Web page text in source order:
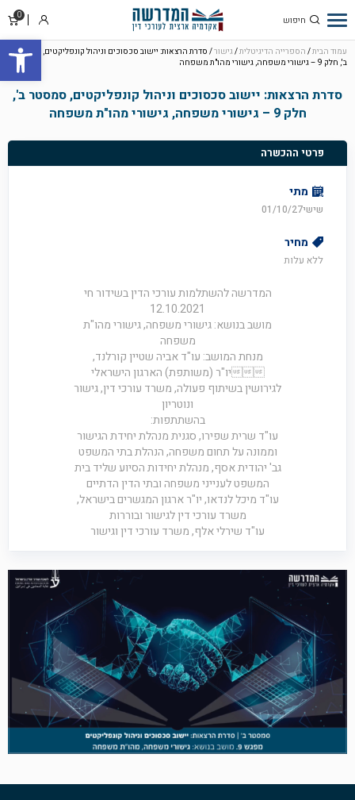
פתח
0
סל
התחבר
עמוד הבית/ הספרייה הדיגיטלית/גישור/ סדרת הרצאות: יישוב סכסוכים וניהול קונפליקטים, סמסטר
ב', חלק 9 – גישורי משפחה, גישורי מהו"ת משפחה
סדרת הרצאות: יישוב סכסוכים וניהול קונפליקטים, סמסטר ב',
חלק 9 – גישורי משפחה, גישורי מהו"ת משפחה
פרטי ההכשרה
מתי
שישי01/10/27
מחיר
ללא עלות
המדרשה להשתלמות עורכי הדין בשידור חי
12.10.2021
מושב בנושא: גישורי משפחה, גישורי מהו"ת
משפחה
מנחת המושב: עו"ד אביה שטיין קורלנד,
יו"ר (משותפת) הארגון הישראלי
לגירושין בשיתוף פעולה, משרד עורכי דין, גישור
ונוטריון
בהשתתפות:
עו"ד שרית שפירו, סגנית מנהלת יחידת הגישור
וממונה על תחום משפחה, הנהלת בתי המשפט
גב' יהודית אסף, מנהלת יחידות הסיוע שליד בית
המשפט לענייני משפחה ובתי הדין הדתיים
עו"ד מיכל לנדאו, יו"ר ארגון המגשרים בישראל,
משרד עורכי דין לגישור ובוררות
עו"ד שירלי אלף, משרד עורכי דין וגישור